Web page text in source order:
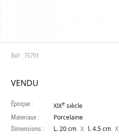
Réf : 75791
VENDU
Époque : XIXe siècle
Materiaux : Porcelaine
Dimensions : L. 20 cm X l. 4.5 cm X